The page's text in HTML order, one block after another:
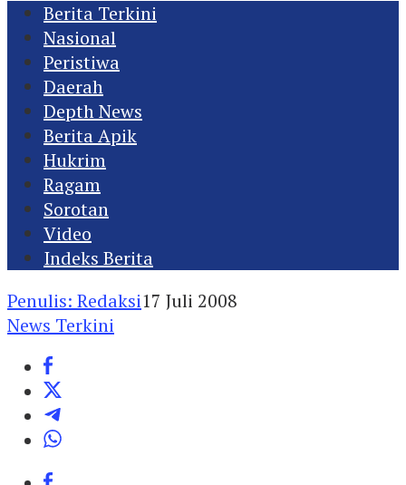
Berita Terkini
Nasional
Peristiwa
Daerah
Depth News
Berita Apik
Hukrim
Ragam
Sorotan
Video
Indeks Berita
Penulis: Redaksi17 Juli 2008
News Terkini